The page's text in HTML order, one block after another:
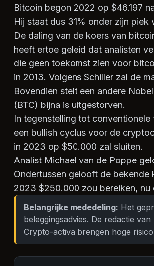
Bitcoin begon 2022 op $46.197
Hij staat dus 31% onder zijn piek
De daling van de koers van
heeft ertoe geleid dat analisten
die geen toekomst zien voor
in 2013. Volgens Schiller zal de
Bovendien stelt een andere
(BTC) bijna is uitgestorven.
In tegenstelling tot
een bullish cyclus voor de
in 2023 op $50.000 zal sluiten.
Analist Michael van de Poppe
Ondertussen gelooft de
2023 $250.000 zou bereiken, nu
Belangrijke mededeling: Het
beleggingsadvies. De redactie
Crypto-activa brengen hoge